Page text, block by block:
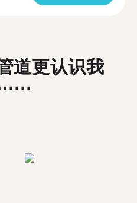
道更认识我